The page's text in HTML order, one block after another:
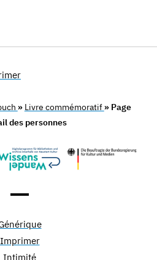
» Livre commémoratif » Page
des personnes
Imprimer
Intimité